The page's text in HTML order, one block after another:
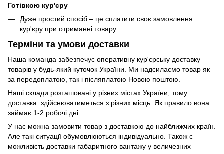
Готівкою кур'єру
Дуже простий спосіб – це сплатити своє замовлення
кур'єру при отриманні товару.
Терміни та умови доставки
Наша команда забезпечує оперативну кур'єрську доставку
товарів у будь-який куточок України. Ми надсилаємо товар як
за передоплатою, так і післяплатою Новою поштою.
Наші склади розташовані у різних містах України, тому
доставка здійснюватиметься з різних місць. Як правило вона
займає 1-2 робочі дні.
У нас можна замовити товар з доставкою до найближчих країн.
Але такі ситуації обумовлюються індивідуально. Також є
можливість доставки габаритного вантажу у величезних